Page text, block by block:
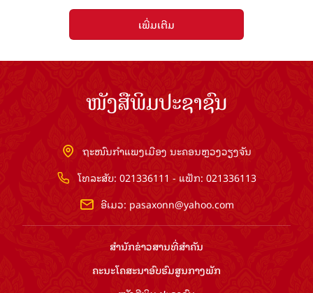
ເພີ່ມເຕີມ
ໜັງສືພິມປະຊາຊົນ
ຖະໜົນກຳແພງເມືອງ ນະຄອນຫຼວງວຽງຈັນ
ໂທລະສັບ: 021336111 - ແຟັກ: 021336113
ອີເມວ: pasaxonn@yahoo.com
ສຳ​ນັກ​ຂ່າວ​ສານ​ທີ່​ສຳ​ຄັນ​
ຄະນະໂຄສະນາອົບຮົມ​ສູນ​ກາງ​ພັກ